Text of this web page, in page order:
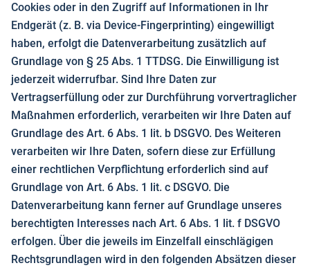
Cookies oder in den Zugriff auf Informationen in Ihr
Endgerät (z. B. via Device-Fingerprinting) eingewilligt
haben, erfolgt die Datenverarbeitung zusätzlich auf
Grundlage von § 25 Abs. 1 TTDSG. Die Einwilligung ist
jederzeit widerrufbar. Sind Ihre Daten zur
Vertragserfüllung oder zur Durchführung vorvertraglicher
Maßnahmen erforderlich, verarbeiten wir Ihre Daten auf
Grundlage des Art. 6 Abs. 1 lit. b DSGVO. Des Weiteren
verarbeiten wir Ihre Daten, sofern diese zur Erfüllung
einer rechtlichen Verpflichtung erforderlich sind auf
Grundlage von Art. 6 Abs. 1 lit. c DSGVO. Die
Datenverarbeitung kann ferner auf Grundlage unseres
berechtigten Interesses nach Art. 6 Abs. 1 lit. f DSGVO
erfolgen. Über die jeweils im Einzelfall einschlägigen
Rechtsgrundlagen wird in den folgenden Absätzen dieser